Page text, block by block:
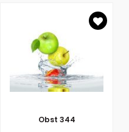
Obst 344